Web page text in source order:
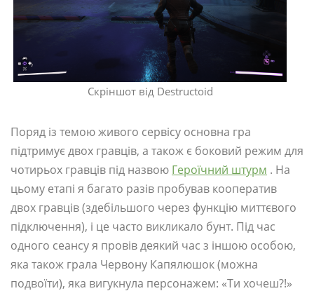
Скріншот від Destructoid
Поряд із темою живого сервісу основна гра
підтримує двох гравців, а також є боковий режим для
чотирьох гравців під назвою Героїчний штурм . На
цьому етапі я багато разів пробував кооператив
двох гравців (здебільшого через функцію миттєвого
підключення), і це часто викликало бунт. Під час
одного сеансу я провів деякий час з іншою особою,
яка також грала Червону Капялюшок (можна
подвоїти), яка вигукнула персонажем: «Ти хочеш?!»